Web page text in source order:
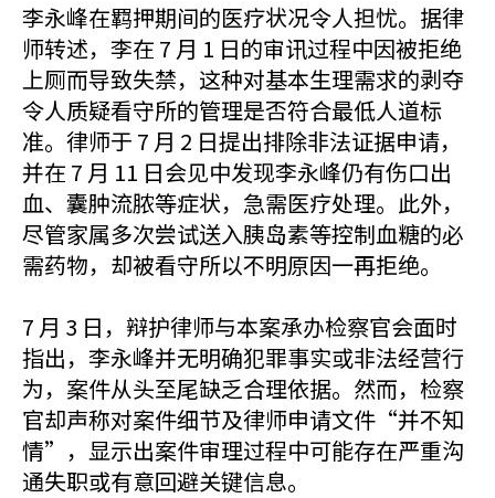
李永峰在羁押期间的医疗状况令人担忧。据律
师转述，李在 7 月 1 日的审讯过程中因被拒绝
上厕而导致失禁，这种对基本生理需求的剥夺
令人质疑看守所的管理是否符合最低人道标
准。律师于 7 月 2 日提出排除非法证据申请，
并在 7 月 11 日会见中发现李永峰仍有伤口出
血、囊肿流脓等症状，急需医疗处理。此外，
尽管家属多次尝试送入胰岛素等控制血糖的必
需药物，却被看守所以不明原因一再拒绝。
7 月 3 日，辩护律师与本案承办检察官会面时
指出，李永峰并无明确犯罪事实或非法经营行
为，案件从头至尾缺乏合理依据。然而，检察
官却声称对案件细节及律师申请文件“并不知
情”，显示出案件审理过程中可能存在严重沟
通失职或有意回避关键信息。